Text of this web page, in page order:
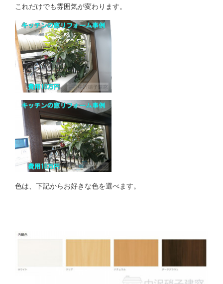
これだけでも雰囲気が変わります。
色は、下記からお好きな色を選べます。